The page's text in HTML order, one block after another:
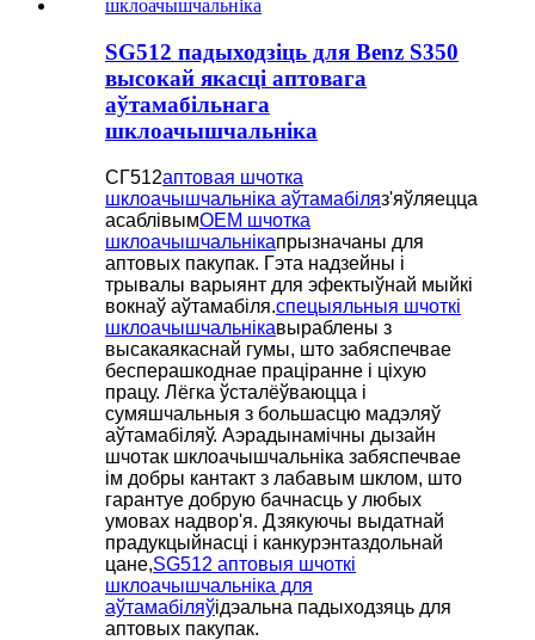
SG512 падыходзіць для Benz S350
высокай якасці аптовага
аўтамабільнага
шклоачышчальніка
СГ512аптовая шчотка
шклоачышчальніка аўтамабіляз'яўляецца
асаблівымOEM шчотка
шклоачышчальнікапрызначаны для
аптовых пакупак. Гэта надзейны і
трывалы варыянт для эфектыўнай мыйкі
вокнаў аўтамабіля.спецыяльныя шчоткі
шклоачышчальнікавыраблены з
высакаякаснай гумы, што забяспечвае
бесперашкоднае праціранне і ціхую
працу. Лёгка ўсталёўваюцца і
сумяшчальныя з большасцю мадэляў
аўтамабіляў. Аэрадынамічны дызайн
шчотак шклоачышчальніка забяспечвае
ім добры кантакт з лабавым шклом, што
гарантуе добрую бачнасць у любых
умовах надвор'я. Дзякуючы выдатнай
прадукцыйнасці і канкурэнтаздольнай
цане,SG512 аптовыя шчоткі
шклоачышчальніка для
аўтамабіляўідэальна падыходзяць для
аптовых пакупак.